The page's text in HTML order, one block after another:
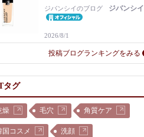
ァンデーション」1N現品を
プレゼント！
ジバンシイのブログ ジバンシイ
2026/8/1
投稿ブログランキングをみる
タグ
燥 毛穴 角質ケア
国コスメ 洗顔